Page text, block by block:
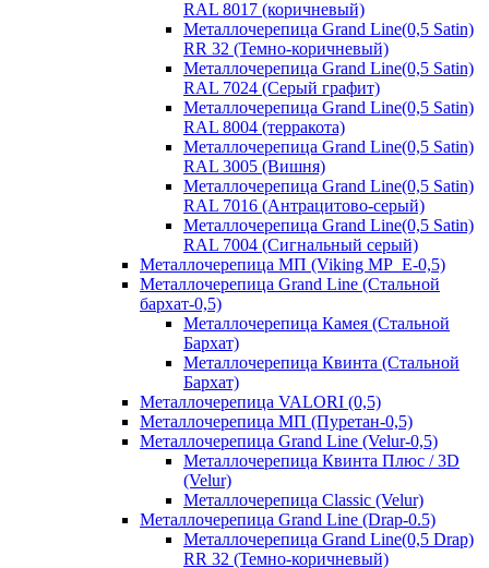
RAL 8017 (коричневый)
Металлочерепица Grand Line(0,5 Satin)
RR 32 (Темно-коричневый)
Металлочерепица Grand Line(0,5 Satin)
RAL 7024 (Серый графит)
Металлочерепица Grand Line(0,5 Satin)
RAL 8004 (терракота)
Металлочерепица Grand Line(0,5 Satin)
RAL 3005 (Вишня)
Металлочерепица Grand Line(0,5 Satin)
RAL 7016 (Антрацитово-серый)
Металлочерепица Grand Line(0,5 Satin)
RAL 7004 (Сигнальный серый)
Металлочерепица МП (Viking MP_E-0,5)
Металлочерепица Grand Line (Стальной
бархат-0,5)
Металлочерепица Камея (Стальной
Бархат)
Металлочерепица Квинта (Стальной
Бархат)
Металлочерепица VALORI (0,5)
Металлочерепица МП (Пуретан-0,5)
Металлочерепица Grand Line (Velur-0,5)
Металлочерепица Квинта Плюс / 3D
(Velur)
Металлочерепица Classic (Velur)
Металлочерепица Grand Line (Drap-0.5)
Металлочерепица Grand Line(0,5 Drap)
RR 32 (Темно-коричневый)